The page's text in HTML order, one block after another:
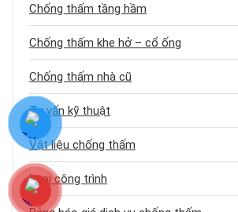
Chống thấm tầng hầm
Chống thấm khe hở – cổ ống
Chống thấm nhà cũ
Tư vấn kỹ thuật
Vật liệu chống thấm
Loại công trình